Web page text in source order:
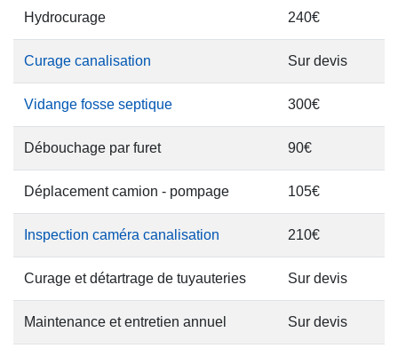
Hydrocurage 240€
Curage canalisation Sur devis
Vidange fosse septique 300€
Débouchage par furet 90€
Déplacement camion - pompage 105€
Inspection caméra canalisation 210€
Curage et détartrage de tuyauteries Sur devis
Maintenance et entretien annuel Sur devis